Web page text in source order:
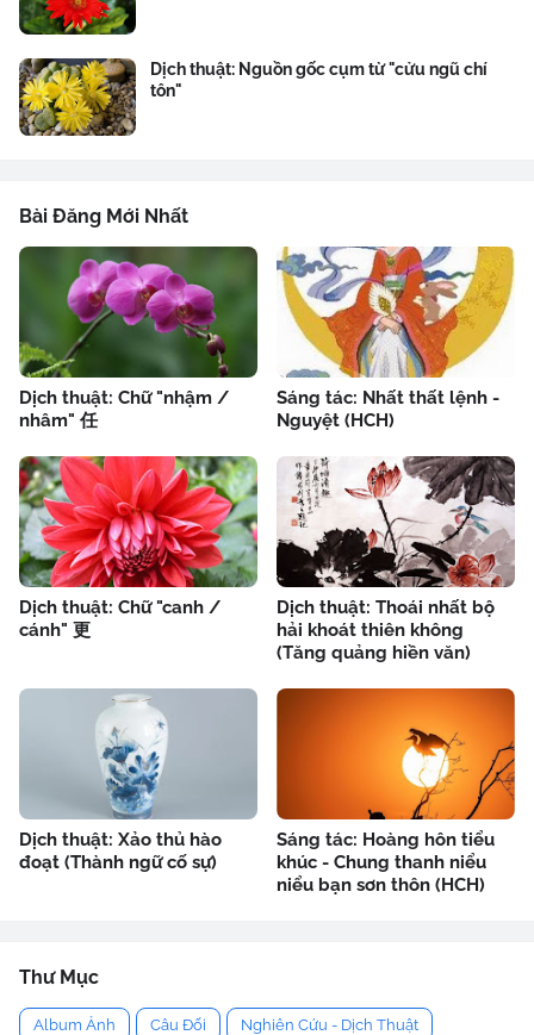
Dịch thuật: Nguồn gốc cụm từ "cửu ngũ chí
tôn"
Bài Đăng Mới Nhất
Dịch thuật: Chữ "nhậm /
nhâm" 任
Sáng tác: Nhất thất lệnh -
Nguyệt (HCH)
Dịch thuật: Chữ "canh /
cánh" 更
Dịch thuật: Thoái nhất bộ
hải khoát thiên không
(Tăng quảng hiền văn)
Dịch thuật: Xảo thủ hào
đoạt (Thành ngữ cố sự)
Sáng tác: Hoàng hôn tiểu
khúc - Chung thanh niểu
niểu bạn sơn thôn (HCH)
Thư Mục
Album Ảnh Câu Đối Nghiên Cứu - Dịch Thuật